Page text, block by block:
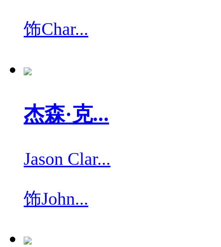
饰Char...
杰森·克...
Jason Clar...
饰John...